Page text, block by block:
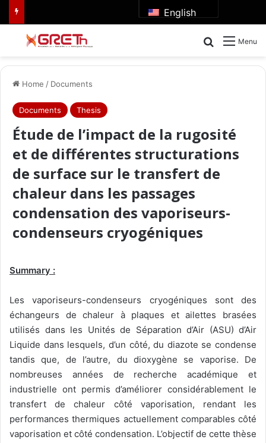
English
Menu
Search for
Home / Documents
Documents Thesis
Étude de l’impact de la rugosité
et de différentes structurations
de surface sur le transfert de
chaleur dans les passages
condensation des vaporiseurs-
condenseurs cryogéniques
Summary :
Les vaporiseurs-condenseurs cryogéniques sont des
échangeurs de chaleur à plaques et ailettes brasées
utilisés dans les Unités de Séparation d’Air (ASU) d’Air
Liquide dans lesquels, d’un côté, du diazote se condense
tandis que, de l’autre, du dioxygène se vaporise. De
nombreuses années de recherche académique et
industrielle ont permis d’améliorer considérablement le
transfert de chaleur côté vaporisation, rendant les
performances thermiques actuellement comparables côté
vaporisation et côté condensation. L’objectif de cette thèse